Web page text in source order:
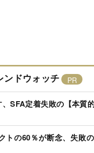
ンドウォッチ
SFA定着失敗の【本質
トの60％が断念、失敗